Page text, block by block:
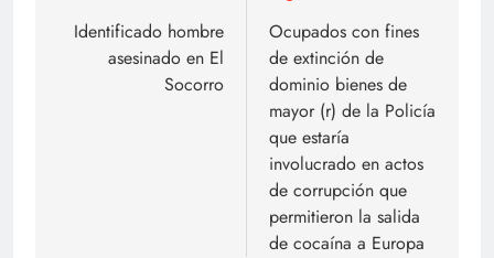
de
entradas
Identificado hombre
asesinado en El
Socorro
Ocupados con fines
de extinción de
dominio bienes de
mayor (r) de la Policía
que estaría
involucrado en actos
de corrupción que
permitieron la salida
de cocaína a Europa